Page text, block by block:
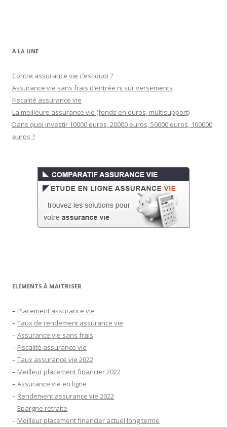
A LA UNE
Contre assurance vie c’est quoi ?
Assurance vie sans frais d’entrée ni sur versements
Fiscalité assurance vie
La meilleure assurance vie (fonds en euros, multisupport)
Dans quoi investir 10000 euros, 20000 euros, 50000 euros, 100000
euros ?
ELEMENTS À MAITRISER
– Placement assurance vie
– Taux de rendement assurance vie
– Assurance vie sans frais
– Fiscalité assurance vie
– Taux assurance vie 2022
– Meilleur placement financier 2022
– Assurance vie en ligne
– Rendement assurance vie 2022
– Epargne retraite
– Meilleur placement financier actuel long terme